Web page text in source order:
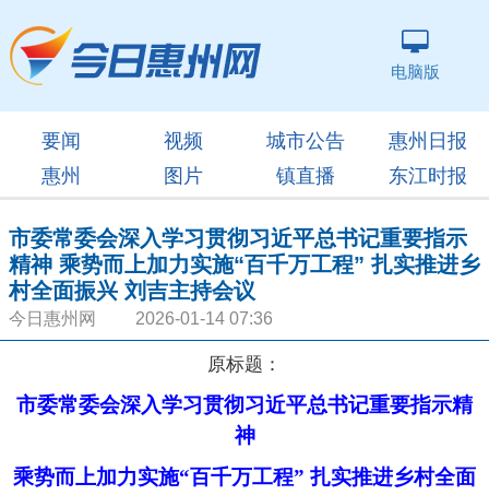
电脑版
要闻 视频 城市公告
惠州日报
惠州
图片 镇直播 东江时报
市委常委会深入学习贯彻习近平总书记重要指示
精神 乘势而上加力实施“百千万工程” 扎实推进乡
村全面振兴 刘吉主持会议
今日惠州网 2026-01-14 07:36
原标题：
市委常委会深入学习贯彻习近平总书记重要指示精
神
乘势而上加力实施“百千万工程” 扎实推进乡村全面